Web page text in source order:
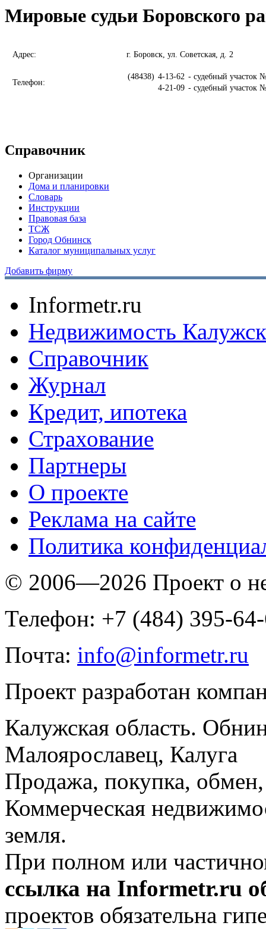
Мировые судьи Боровского
Адрес: г. Боровск, ул. Советская, д. 2
Телефон:
(48438) 4-13-62 - судебный участок
4-21-09 - судебный участок
Справочник
Организации
Дома и планировки
Словарь
Инструкции
Правовая база
ТСЖ
Город Обнинск
Каталог муниципальных услуг
Добавить фирму
Informetr.ru
Недвижимость
Справочник
Журнал
Кредит, ипотека
Страхование
Партнеры
O проекте
Реклама на сайте
Политика
© 2006—2026 Проект о
Телефон: +7 (484) 395-
Почта: info@informetr.ru
Проект разработан
Калужская область.
Малоярославец, Калуга
Продажа, покупка, обмен,
Коммерческая
земля.
При полном или
ссылка на Informetr.ru
проектов обязательна